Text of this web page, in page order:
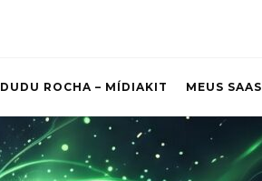
DUDU ROCHA – MÍDIAKIT MEUS SAAS